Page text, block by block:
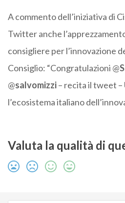
A commento dell’iniziativa di
Twitter anche
consigliere per l’innovazione
Consiglio: “Congratulazioni @
@salvomizzi– recita il tweet –
l’ecosistema italiano
Valuta la qualità di